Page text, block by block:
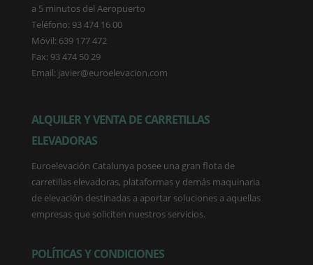
a 5 minutos del Aeropuerto
Teléfono: 93 474 16 00
Móvil: 639 177 472
Fax: 93 474 50 29
Email: javier@euroelevacion.com
ALQUILER Y VENTA DE CARRETILLAS
ELEVADORAS
Euroelevación Catalunya posee una gran flota de
carretillas elevadoras, plataformas y demás maquinaria
de elevación destinadas a aportar soluciones a aquellas
empresas que soliciten nuestros servicios.
POLÍTICAS Y CONDICIONES